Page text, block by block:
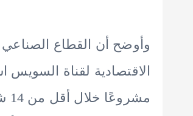
وأوضح أن القطاع